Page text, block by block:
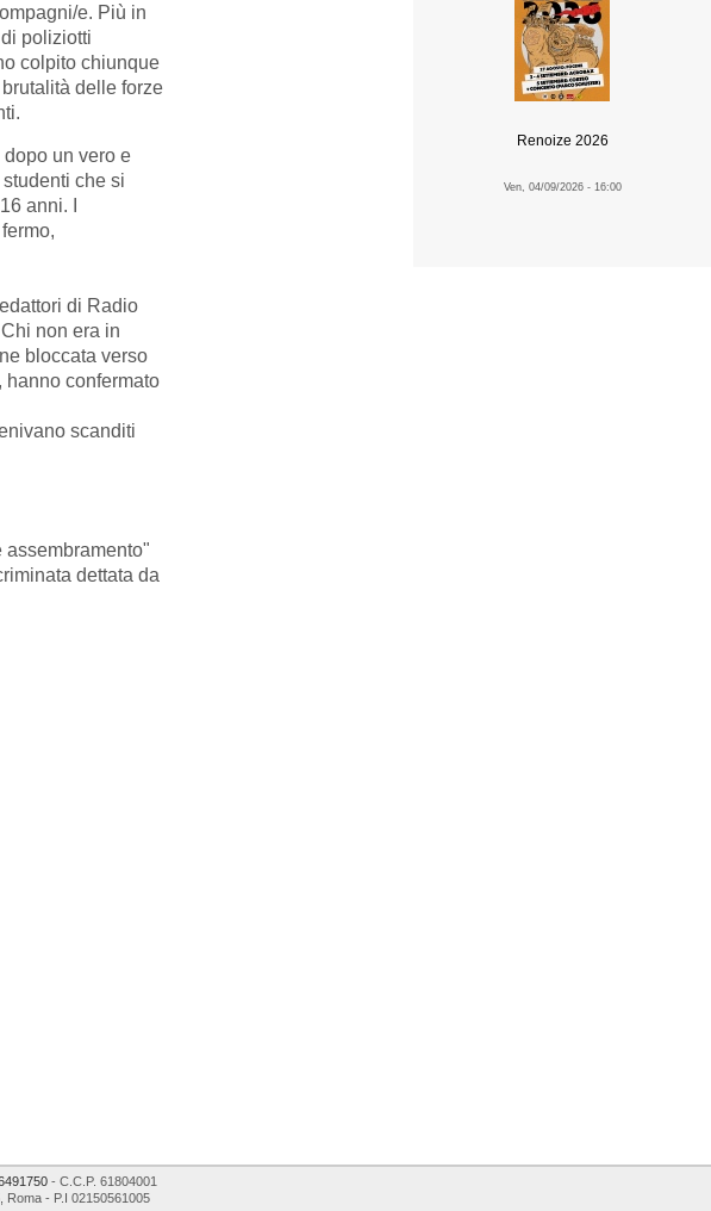
e. Più in
poliziotti
colpito chiunque
delle forze
un vero e
che si
anni. I
di Radio
non era in
bloccata verso
hanno confermato
scanditi
assembramento"
dettata da
Renoize 2026
Ven, 04/09/2026 - 16:00
- C.C.P. 61804001
Roma - P.I 02150561005